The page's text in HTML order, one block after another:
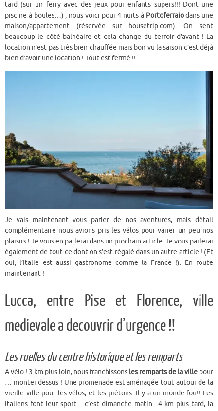
tard (sur un ferry avec des jeux pour enfants supers!!! Dont une
piscine à boules…) , nous voici pour 4 nuits à Portoferraiodans une
maison/appartement (réservée sur housetrip.com). On sent
beaucoup le côté balnéaire et cela change du terroir d’avant ! La
location n’est pas très bien chauffée mais bon vu la saison c’est déjà
bien d’avoir une location ! Tout est fermé !!
Je vais maintenant vous parler de nos aventures, mais détail
complémentaire nous avions pris les vélos pour varier un peu nos
plaisirs ! Je vous en parlerai dans un prochain article. Je vous parlerai
également de tout ce dont on s’est régalé dans un autre article ! (Et
oui, l’Italie est aussi gastronome comme la France !). En route
maintenant !
Lucca, entre Pise et Florence, ville
medievale a decouvrir d’urgence !!
Les ruelles du centre historique et les remparts
A vélo ! 3 km plus loin, nous franchissons les remparts de la ville pour
… monter dessus ! Une promenade est aménagée tout autour de la
vieille ville pour les vélos, et les piétons. Il y a un monde fou!! Les
italiens font leur sport – c’est dimanche matin-. 4 km plus tard, la